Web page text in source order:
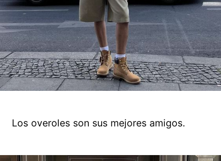
Los overoles son sus mejores amigos.